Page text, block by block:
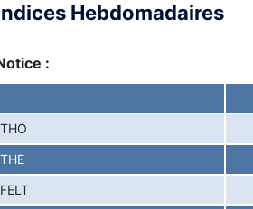
Hebdomadaires
:
THO
THE
FELT